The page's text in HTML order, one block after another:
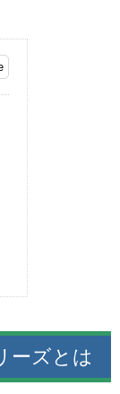
ーズとは